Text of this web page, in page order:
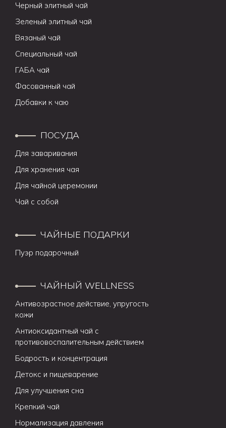
Черный элитный чай
Зеленый элитный чай
Вязаный чай
Специальный чай
ГАБА чай
Фасованный чай
Добавки к чаю
ПОСУДА
Для заваривания
Для хранения чая
Для чайной церемонии
Чай с собой
ЧАЙНЫЕ ПОДАРКИ
Пуэр подарочный
ЧАЙНЫЙ WELLNESS
Антивозрастное действие, упругость
кожи
Антиоксидантный чай с
противовоспалительным действием
Бодрость и концентрация
Детокс и пищеварение
Для улучшения сна
Крепкий чай
Нормализация давления